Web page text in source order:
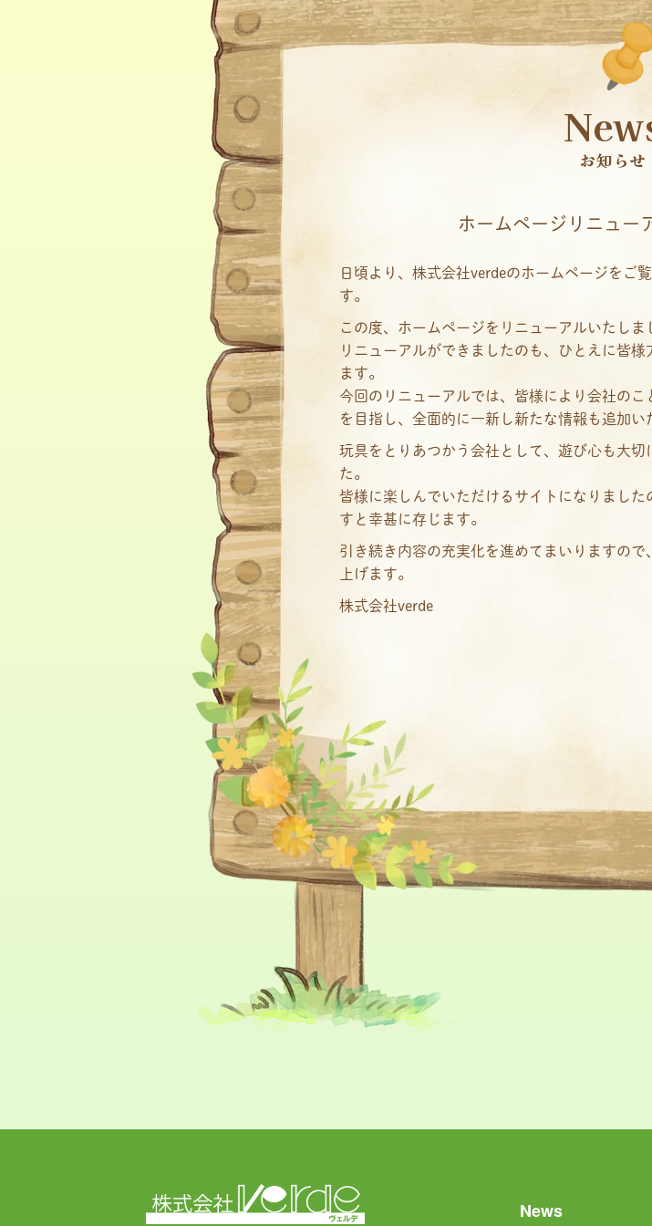
お知らせ
ホームページリニュー
日頃より、株式会社verdeのホームページをご
す。
この度、ホームページをリニューアルいたしま
リニューアルができましたのも、ひとえに皆
ます。
今回のリニューアルでは、皆様により会社の
を目指し、全面的に一新し新たな情報も追加い
玩具をとりあつかう会社として、遊び心も大
た。
皆様に楽しんでいただけるサイトになりました
すと幸甚に存じます。
引き続き内容の充実化を進めてまいりますの
上げます。
株式会社verde
News